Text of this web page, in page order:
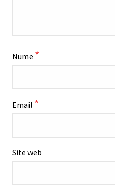
Nume *
Email *
Site web